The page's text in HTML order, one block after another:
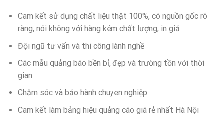
Cam kết sử dụng chất liệu thật 100%, có nguồn gốc rõ
ràng, nói không với hàng kém chất lượng, in giả
Đội ngũ tư vấn và thi công lành nghề
Các mẫu quảng báo bền bỉ, đẹp và trường tồn với thời
gian
Chăm sóc và bảo hành chuyen nghiệp
Cam kết làm bảng hiệu quảng cáo giá rẻ nhất Hà Nội